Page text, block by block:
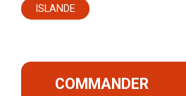
ISLANDE
COMMANDER